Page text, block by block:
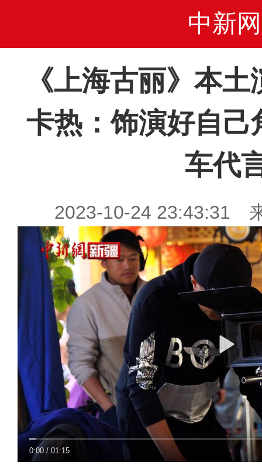
中新网
《上海古丽》本
卡热：饰演好自己
车代
2023-10-24 23:43:31
0:00 /01:15